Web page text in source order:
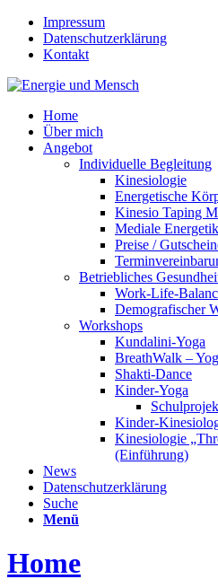
Impressum
Datenschutzerklärung
Kontakt
Home
Über mich
Angebot
Individuelle Begleitung
Kinesiologie
Energetische
Kinesio Taping
Mediale Energetik
Preise /
Betriebliches
Work-Life-
Demografischer
Workshops
Kundalini-Yoga
BreathWalk –
Shakti-Dance
Kinder-Yoga
Kinder-
Kinesiologie
(Einführung)
News
Datenschutzerklärung
Suche
Menü
Home